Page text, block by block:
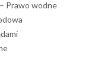
Prawo wodne